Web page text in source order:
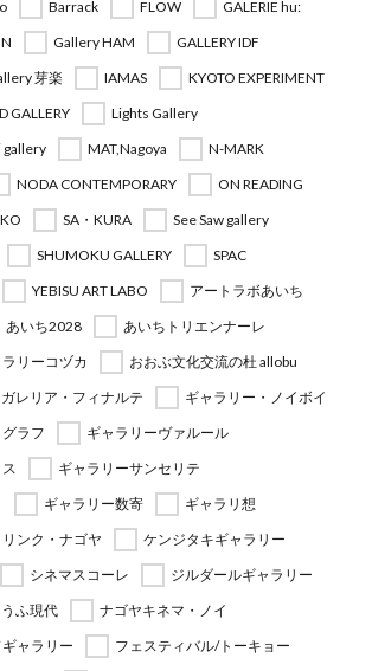
Barrack FLOW
GALERIE hu:
Gallery HAM
GALLERY IDF
芽楽 IAMAS
KYOTO EXPERIMENT
GALLERY
Lights Gallery
gallery
MAT,Nagoya
N-MARK
NODA CONTEMPORARY
ON READING
SA・KURA
See Saw gallery
SHUMOKU GALLERY
SPAC
YEBISU ART LABO
アートラボあいち
あいち2028
あいちトリエンナーレ
リーコヅカ
おおぶ文化交流の杜 allobu
ガレリア・フィナルテ
ギャラリー・ノイボイ
ラフ
ギャラリーヴァルール
ギャラリーサンセリテ
ギャラリー数寄
ギャラリ想
ンク・ナゴヤ
ケンジタキギャラリー
シネマスコーレ
ジルダールギャラリー
ふ現代
ナゴヤキネマ・ノイ
ャラリー
フェスティバル/トーキョー